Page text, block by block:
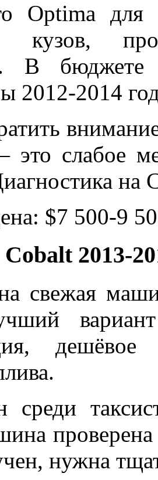
Optima для
кузов,
В
2012-2014
это слабое
на
$7 500-9
Cobalt 2013-
свежая
дешёвое
среди
нужна